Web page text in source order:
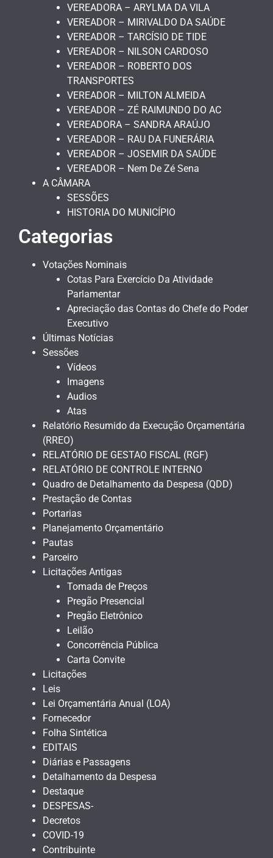
VEREADORA – ARYLMA DA VILA
VEREADOR – MIRIVALDO DA SAÚDE
VEREADOR – TARCÍSIO DE TIDE
VEREADOR – NILSON CARDOSO
VEREADOR – ROBERTO DOS
TRANSPORTES
VEREADOR – MILTON ALMEIDA
VEREADOR – ZÉ RAIMUNDO DO AC
VEREADORA – SANDRA ARAÚJO
VEREADOR – RAU DA FUNERÁRIA
VEREADOR – JOSEMIR DA SAÚDE
VEREADOR – Nem De Zé Sena
A CÂMARA
SESSÕES
HISTORIA DO MUNICÍPIO
Categorias
Votações Nominais
Cotas Para Exercício Da Atividade
Parlamentar
Apreciação das Contas do Chefe do Poder
Executivo
Últimas Notícias
Sessões
Vídeos
Imagens
Audios
Atas
Relatório Resumido da Execução Orçamentária
(RREO)
RELATÓRIO DE GESTAO FISCAL (RGF)
RELATÓRIO DE CONTROLE INTERNO
Quadro de Detalhamento da Despesa (QDD)
Prestação de Contas
Portarias
Planejamento Orçamentário
Pautas
Parceiro
Licitações Antigas
Tomada de Preços
Pregão Presencial
Pregão Eletrônico
Leilão
Concorrência Pública
Carta Convite
Licitações
Leis
Lei Orçamentária Anual (LOA)
Fornecedor
Folha Sintética
EDITAIS
Diárias e Passagens
Detalhamento da Despesa
Destaque
DESPESAS-
Decretos
COVID-19
Contribuinte